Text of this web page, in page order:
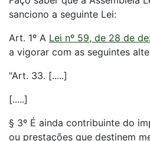
sanciono a seguinte Lei:
Art. 1º A Lei nº 59, de 28 de
a vigorar com as seguintes
"Art. 33. [.....]
[.....]
§ 3º É ainda contribuinte do
ou prestações que destinem